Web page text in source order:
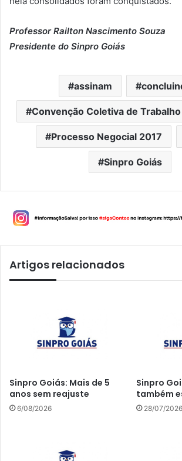
Professor Railton Nascimento Souza
Presidente do Sinpro Goiás
assinam
Convenção Coletiva de
Processo Negocial 2017
Sinpro Goiás
Artigos relacionados
Sinpro Goiás: Mais de 5
anos sem reajuste
6/08/2026
Sinpro
também
28/07/2026